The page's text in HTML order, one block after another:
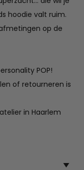
hoodie valt ruim.
op de
POP!
of retourneren is
in Haarlem